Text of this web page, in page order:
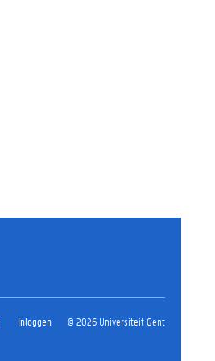
Inloggen © 2026 Universiteit Gent